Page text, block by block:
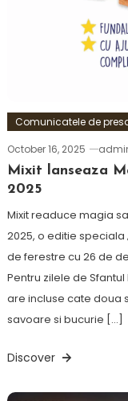
Comunicatele de
October 16, 2025
Mixit lanseaza
2025
Mixit readuce magia
2025, o editie
de ferestre cu 26 de
Pentru zilele de
are incluse cate doua
savoare si bucurie […]
Discover